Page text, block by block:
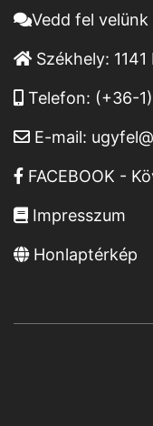
Vedd fel
Székhely:
Telefon: (+36-
E-mail:
FACEBOOK -
Impresszum
Honlaptérkép